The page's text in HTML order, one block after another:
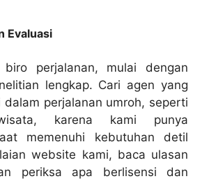
Evaluasi
biro perjalanan, mulai dengan
lengkap. Cari agen yang
dalam perjalanan umroh, seperti
karena kami punya
memenuhi kebutuhan detil
website kami, baca ulasan
periksa apa berlisensi dan